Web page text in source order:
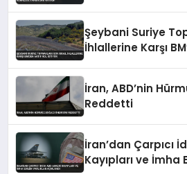
Şeybani Suriye
İhlallerine Karşı
İran, ABD’nin
Reddetti
İran’dan Çarpıcı
Kayıpları ve İmha